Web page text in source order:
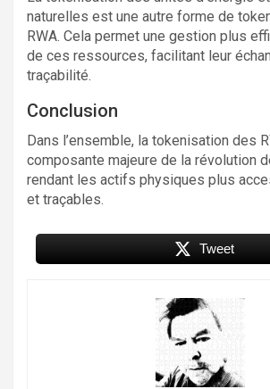
naturelles est une autre forme de
RWA. Cela permet une gestion plus
de ces ressources, facilitant leur
traçabilité.
Conclusion
Dans l’ensemble, la tokenisation des
composante majeure de la révolution
rendant les actifs physiques plus
et traçables.
Tweet